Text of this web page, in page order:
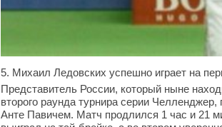
5. Михаил Ледовских успешно играет на
Представитель России, который ныне
второго раунда турнира серии
Анте Павичем. Матч продлился 1 час и 21